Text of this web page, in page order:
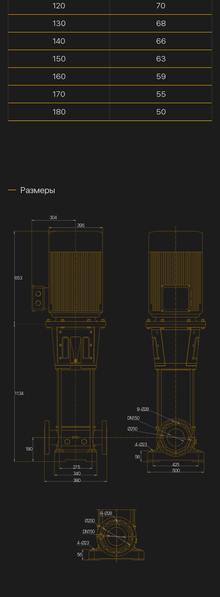
120
70
130
68
140
66
150
63
160
59
170
55
180
50
Размеры
DN150
304
395
653
1134
180
275
340
380
425
500
56
4-Ø23
Ø250
8-Ø28
DN150
8-Ø28
Ø250
4-Ø23
56